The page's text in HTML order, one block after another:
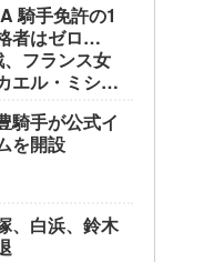
騎手免許の1
者はゼロ…
フランス女
エル・ミシェ
騎手が公式イ
を開設
、白浜、鈴木